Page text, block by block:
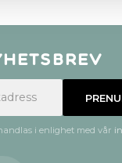
i enlighet med vår